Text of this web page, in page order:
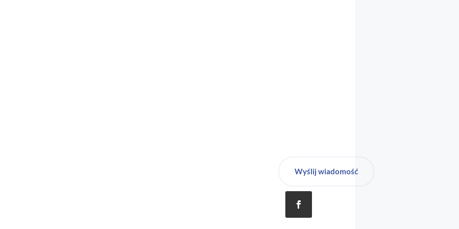
Wyślij wiadomość